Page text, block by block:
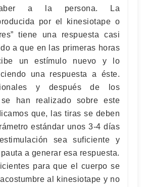
a la persona. La
por el kinesiotape o
tiene una respuesta casi
a que en las primeras horas
un estímulo nuevo y lo
una respuesta a éste.
y después de los
han realizado sobre este
que, las tiras se deben
estándar unos 3-4 días
sea suficiente y
a generar esa respuesta.
para que el cuerpo se
al kinesiotape y no